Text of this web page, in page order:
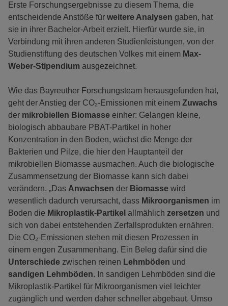
Erste Forschungsergebnisse zu diesem Thema, die
entscheidende Anstöße für weitere Analysen gaben, hat
sie in ihrer Bachelor-Arbeit erzielt. Hierfür wurde sie, in
Verbindung mit ihren anderen Studienleistungen, von der
Studienstiftung des deutschen Volkes mit einem Max-
Weber-Stipendium ausgezeichnet.
Wie das Bayreuther Forschungsteam herausgefunden hat,
geht der Anstieg der CO₂-Emissionen mit einem Zuwachs
der mikrobiellen Biomasse einher: Gelangen kleine,
biologisch abbaubare PBAT-Partikel in hoher
Konzentration in den Boden, wächst die Menge der
Bakterien und Pilze, die hier den Hauptanteil der
mikrobiellen Biomasse ausmachen. Auch die biologische
Zusammensetzung der Biomasse kann sich dabei
verändern. „Das Anwachsen der Biomasse wird
wesentlich dadurch verursacht, dass Mikroorganismen im
Boden die Mikroplastik-Partikel allmählich zersetzen und
sich von dabei entstehenden Zerfallsprodukten ernähren.
Die CO₂-Emissionen stehen mit diesen Prozessen in
einem engen Zusammenhang. Ein Beleg dafür sind die
Unterschiede zwischen reinen Lehmböden und
sandigen Lehmböden. In sandigen Lehmböden sind die
Mikroplastik-Partikel für Mikroorganismen viel leichter
zugänglich und werden daher schneller abgebaut. Umso